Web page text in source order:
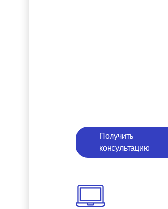
Получить
консультацию